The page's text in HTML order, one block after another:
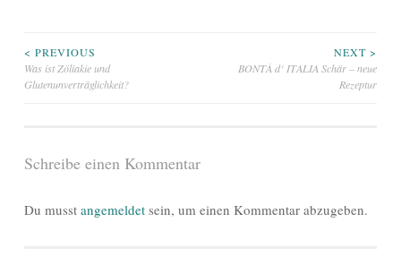
Beitragsnavigation
< PREVIOUS
Was ist Zöliakie und
Glutenunverträglichkeit?
NEXT >
BONTÀ d‘ ITALIA Schär – neue
Rezeptur
Schreibe einen Kommentar
Du musst angemeldet sein, um einen Kommentar abzugeben.